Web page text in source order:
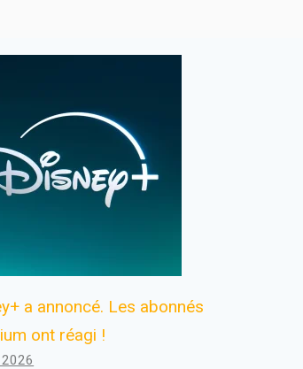
a annoncé. Les abonnés
ont réagi !